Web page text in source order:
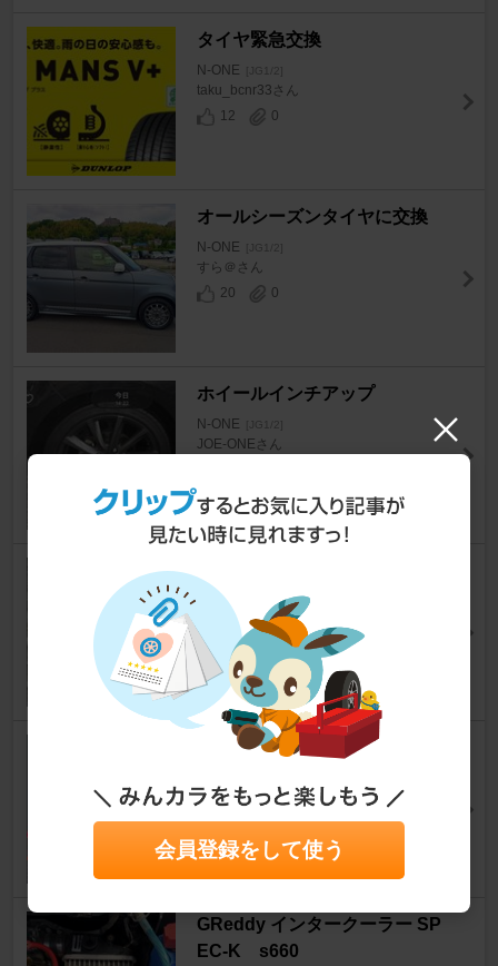
タイヤ緊急交換
N-ONE [JG1/2]
taku_bcnr33さん
12
0
オールシーズンタイヤに交換
N-ONE [JG1/2]
すら＠さん
20
0
ホイールインチアップ
N-ONE [JG1/2]
JOE-ONEさん
N-ONE [JG1/2]
かけさんさん
38
スパナマークの消し方
も ちさん
64
GReddy インタークーラー SP
EC-K s660
会員登録をして使う